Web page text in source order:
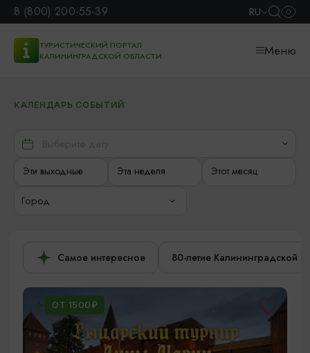
8 (800) 200-55-39 RU
ТУРИСТИЧЕСКИЙ ПОРТАЛ
КАЛИНИНГРАДСКОЙ ОБЛАСТИ
Меню
КАЛЕНДАРЬ СОБЫТИЙ
Эти выходные Эта неделя Этот месяц
Город
Самое интересное 80-летие Калининградской
ОТ 1500₽